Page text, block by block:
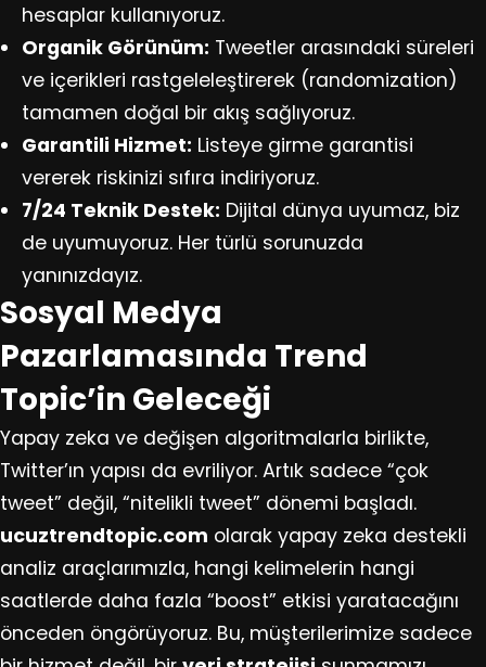
hesaplar kullanıyoruz.
Organik Görünüm: Tweetler arasındaki süreleri
ve içerikleri rastgeleleştirerek (randomization)
tamamen doğal bir akış sağlıyoruz.
Garantili Hizmet: Listeye girme garantisi
vererek riskinizi sıfıra indiriyoruz.
7/24 Teknik Destek: Dijital dünya uyumaz, biz
de uyumuyoruz. Her türlü sorunuzda
yanınızdayız.
Sosyal Medya
Pazarlamasında Trend
Topic’in Geleceği
Yapay zeka ve değişen algoritmalarla birlikte,
Twitter’ın yapısı da evriliyor. Artık sadece “çok
tweet” değil, “nitelikli tweet” dönemi başladı.
ucuztrendtopic.com olarak yapay zeka destekli
analiz araçlarımızla, hangi kelimelerin hangi
saatlerde daha fazla “boost” etkisi yaratacağını
önceden öngörüyoruz. Bu, müşterilerimize sadece